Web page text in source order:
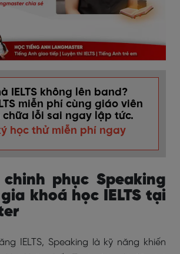
IELTS không lên band?
miễn phí cùng giáo viên
chữa lỗi sai ngay lập tức.
học thử miễn phí ngay
phục Speaking
khoá học IELTS tại
IELTS, Speaking là kỹ năng khiến